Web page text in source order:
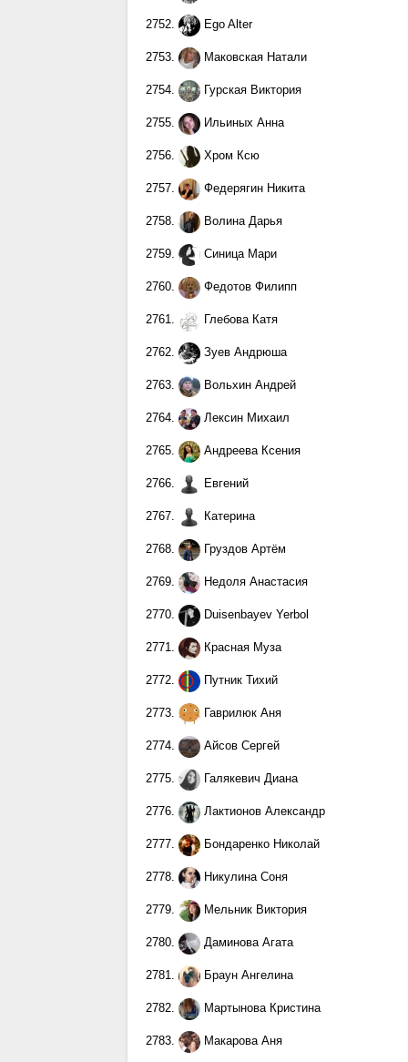
2752. Ego Alter
2753. Маковская Натали
2754. Гурская Виктория
2755. Ильиных Анна
2756. Хром Ксю
2757. Федерягин Никита
2758. Волина Дарья
2759. Синица Мари
2760. Федотов Филипп
2761. Глебова Катя
2762. Зуев Андрюша
2763. Вольхин Андрей
2764. Лексин Михаил
2765. Андреева Ксения
2766. Евгений
2767. Катерина
2768. Груздов Артём
2769. Недоля Анастасия
2770. Duisenbayev Yerbol
2771. Красная Муза
2772. Путник Тихий
2773. Гаврилюк Аня
2774. Айсов Сергей
2775. Галякевич Диана
2776. Лактионов Александр
2777. Бондаренко Николай
2778. Никулина Соня
2779. Мельник Виктория
2780. Даминова Агата
2781. Браун Ангелина
2782. Мартынова Кристина
2783. Макарова Аня